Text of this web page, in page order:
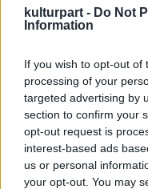
kulturpart - Do Not
Information
If you wish to opt-out of
processing of your
targeted advertising by
section to confirm your
opt-out request is
interest-based ads
us or personal
your opt-out. You may
darabja. A
teátrum Rostand
A fesztivál
az Oktatási és
életműdíjat
a
Miklós
Szabadkai